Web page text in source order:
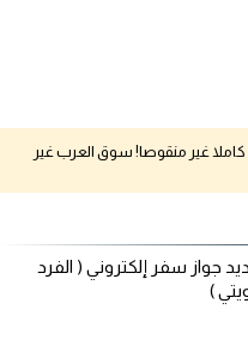
غير منقوصا! سوق العرب غير
جواز سفر إلكتروني ( الفرد
)